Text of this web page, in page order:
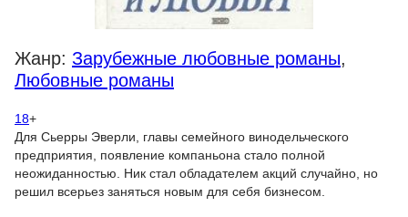
Жанр: Зарубежные любовные романы,
Любовные романы
18+
Для Сьерры Эверли, главы семейного винодельческого
предприятия, появление компаньона стало полной
неожиданностью. Ник стал обладателем акций случайно, но
решил всерьез заняться новым для себя бизнесом.